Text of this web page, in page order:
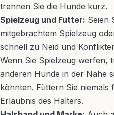
trennen Sie die Hunde kurz.
Spielzeug und Futter: Seien
mitgebrachtem Spielzeug
schnell zu Neid und
Wenn Sie Spielzeug werfen,
anderen Hunde in der Nähe
könnten. Füttern Sie niemals
Erlaubnis des Halters.